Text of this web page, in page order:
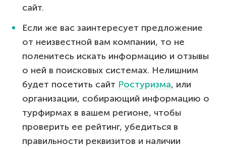
сайт.
Если же вас заинтересует предложение
от неизвестной вам компании, то не
поленитесь искать информацию и отзывы
о ней в поисковых системах. Нелишним
будет посетить сайт Ростуризма, или
организации, собирающий информацию о
турфирмах в вашем регионе, чтобы
проверить ее рейтинг, убедиться в
правильности реквизитов и наличии